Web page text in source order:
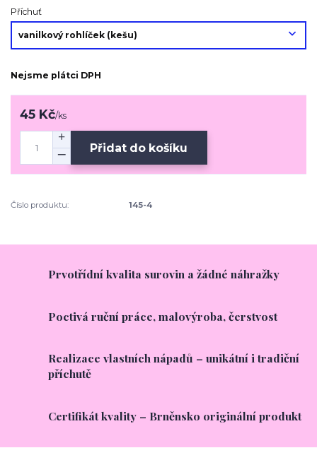
Příchuť
Nejsme plátci DPH
45 Kč/ks
Přidat do košíku
Číslo produktu: 145-4
Prvotřídní kvalita surovin a žádné náhražky
Poctivá ruční práce, malovýroba, čerstvost
Realizace vlastních nápadů – unikátní i tradiční
příchutě
Certifikát kvality – Brněnsko originální produkt